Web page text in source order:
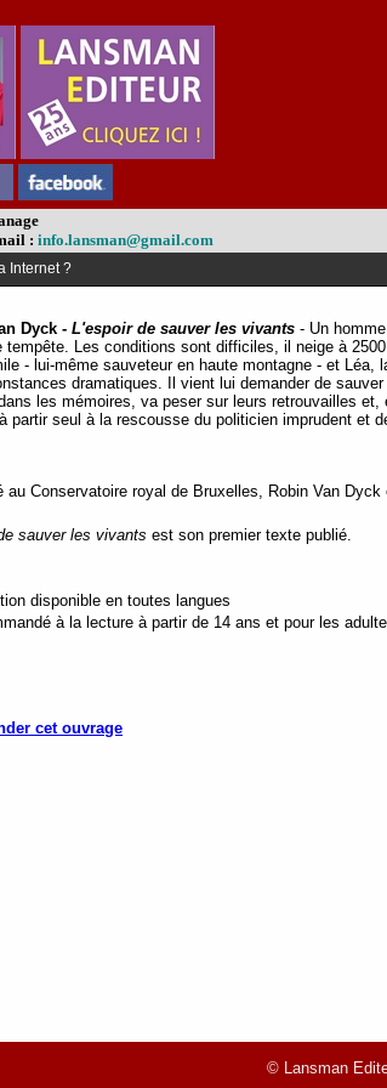
: info.lansman@gmail.com
Internet ?
Dyck - L'espoir de sauver les vivants - Un
tempête. Les conditions sont difficiles, il neige à
- lui-même sauveteur en haute montagne - et
dramatiques. Il vient lui demander de
les mémoires, va peser sur leurs retrouvailles
partir seul à la rescousse du politicien imprudent et
Conservatoire royal de Bruxelles, Robin Van Dyck
sauver les vivants est son premier texte publié.
disponible en toutes langues
à la lecture à partir de 14 ans et pour les
cet ouvrage
© Lansman